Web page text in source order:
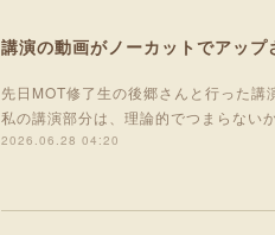
講演の動画がノーカットでアップ
先日MOT修了生の後郷さんと行った
私の講演部分は、理論的でつまらない
2026.06.28 04:20